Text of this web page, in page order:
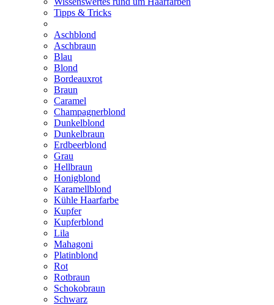
Tipps & Tricks
Aschblond
Aschbraun
Blau
Blond
Bordeauxrot
Braun
Caramel
Champagnerblond
Dunkelblond
Dunkelbraun
Erdbeerblond
Grau
Hellbraun
Honigblond
Karamellblond
Kühle Haarfarbe
Kupfer
Kupferblond
Lila
Mahagoni
Platinblond
Rot
Rotbraun
Schokobraun
Schwarz